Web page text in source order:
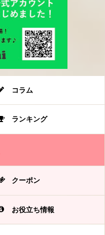
コラム
ランキング
クーポン
お役立ち情報